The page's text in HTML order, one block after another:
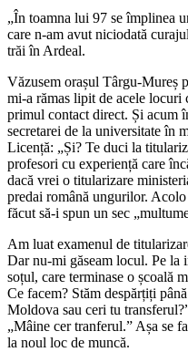
„În toamna lui 97 se împlinea
care n-am avut niciodată
trăi în Ardeal.
Văzusem orașul Târgu-Mureș
mi-a rămas lipit de acele locuri
primul contact direct. Și acum
secretarei de la universitate în
Licență: „Și? Te duci la
profesori cu experiență care
dacă vrei o titularizare
predai română ungurilor.
făcut să-i spun un sec
Am luat examenul de
Dar nu-mi găseam locul. Pe la
soțul, care terminase o școală
Ce facem? Stăm despărțiți
Moldova sau ceri tu
„Mâine cer tranferul.” Așa se
la noul loc de muncă.